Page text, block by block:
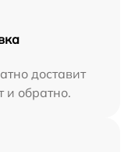
доставит
и обратно.